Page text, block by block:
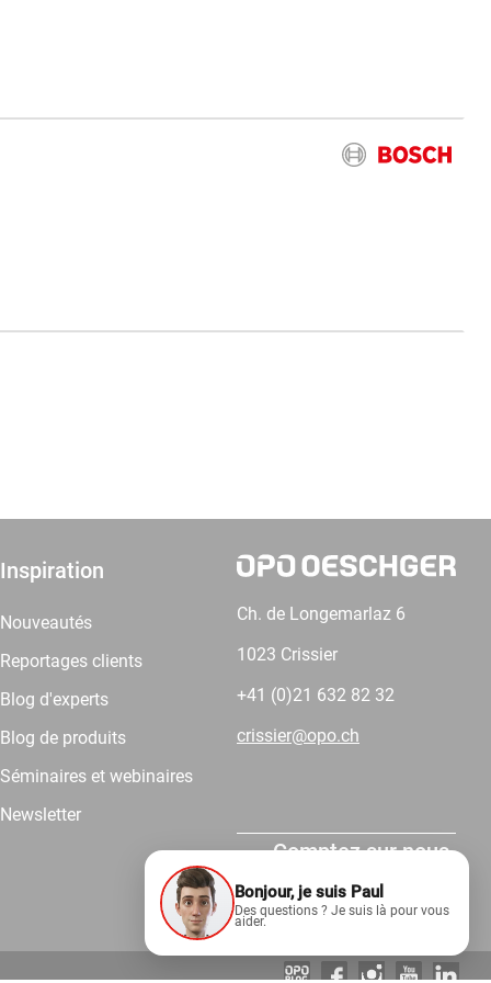
Inspiration
Nouveautés
Reportages clients
Blog d'experts
Blog de produits
Séminaires et webinaires
Newsletter
Ch. de Longemarlaz 6
1023 Crissier
+41 (0)21 632 82 32
crissier@opo.ch
Comptez sur nous.
Bonjour, je suis Paul
Des questions ? Je suis là pour vous
aider.